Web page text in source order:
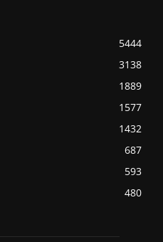
5444
3138
1889
1577
1432
687
593
480